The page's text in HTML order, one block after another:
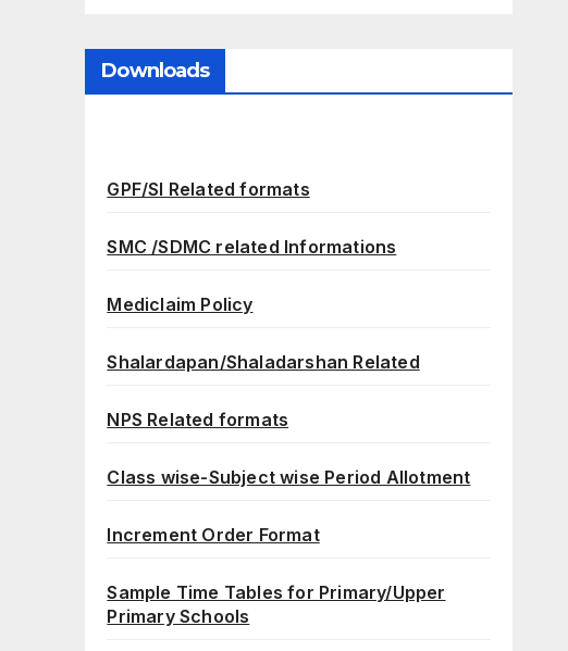
Downloads
GPF/SI Related formats
SMC /SDMC related Informations
Mediclaim Policy
Shalardapan/Shaladarshan Related
NPS Related formats
Class wise-Subject wise Period Allotment
Increment Order Format
Sample Time Tables for Primary/Upper
Primary Schools